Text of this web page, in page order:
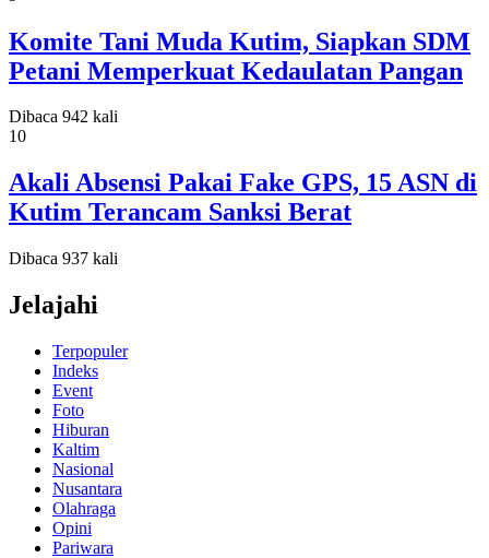
Komite Tani Muda Kutim, Siapkan SDM
Petani Memperkuat Kedaulatan Pangan
Dibaca 942 kali
10
Akali Absensi Pakai Fake GPS, 15 ASN di
Kutim Terancam Sanksi Berat
Dibaca 937 kali
Jelajahi
Terpopuler
Indeks
Event
Foto
Hiburan
Kaltim
Nasional
Nusantara
Olahraga
Opini
Pariwara